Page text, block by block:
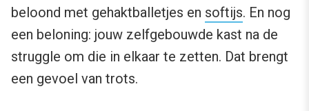
beloond met gehaktballetjes en softijs. En nog
een beloning: jouw zelfgebouwde kast na de
struggle om die in elkaar te zetten. Dat brengt
een gevoel van trots.